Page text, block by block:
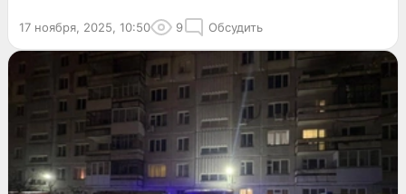
17 ноября, 2025, 10:50 9 Обсудить